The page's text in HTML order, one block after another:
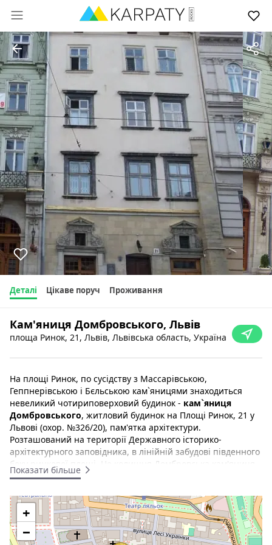
Деталі Цікаве поруч Проживання
Кам'яниця Домбровського, Львів
площа Ринок, 21, Львів, Львівська область, Україна
На площі Ринок, по сусідству з Массарівською,
Геппнерівською і Бєльською кам`яницями знаходиться
невеликий чотириповерховий будинок - кам`яниця
Домбровського, житловий будинок на Площі Ринок, 21 у
Львові (охор. №326/20), пам'ятка архітектури.
Розташований на території Державного історико-
архітектурного заповідника, в лінійній забудові південного
боку ринкової площі. Це колишня Домбровська кам'яниця
побудована для Андрія Самбора Домбровського у першій
Пізніше послідовно належала родині Убальдіні (Ubaldini),
Зилькєвичів (Zylkiewicz), Купінських (Kupiński), Нущинських
(Nuszczyński).
Показати більше
+
−